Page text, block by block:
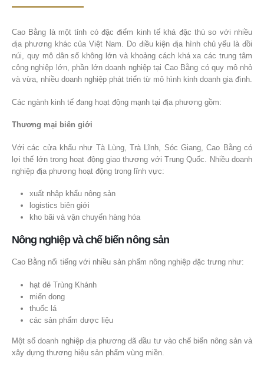
Cao Bằng là một tỉnh có đặc điểm kinh tế khá đặc thù so với nhiều
địa phương khác của Việt Nam. Do điều kiện địa hình chủ yếu là đồi
núi, quy mô dân số không lớn và khoảng cách khá xa các trung tâm
công nghiệp lớn, phần lớn doanh nghiệp tại Cao Bằng có quy mô nhỏ
và vừa, nhiều doanh nghiệp phát triển từ mô hình kinh doanh gia đình.
Các ngành kinh tế đang hoạt động mạnh tại địa phương gồm:
Thương mại biên giới
Với các cửa khẩu như Tà Lùng, Trà Lĩnh, Sóc Giang, Cao Bằng có
lợi thế lớn trong hoạt động giao thương với Trung Quốc. Nhiều doanh
nghiệp địa phương hoạt động trong lĩnh vực:
xuất nhập khẩu nông sản
logistics biên giới
kho bãi và vận chuyển hàng hóa
Nông nghiệp và chế biến nông sản
Cao Bằng nổi tiếng với nhiều sản phẩm nông nghiệp đặc trưng như:
hạt dẻ Trùng Khánh
miến dong
thuốc lá
các sản phẩm dược liệu
Một số doanh nghiệp địa phương đã đầu tư vào chế biến nông sản và
xây dựng thương hiệu sản phẩm vùng miền.